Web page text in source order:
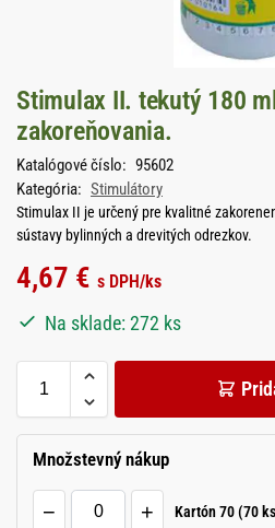
Stimulax II. tekutý 180
zakoreňovania.
Katalógové číslo: 95602
Kategória: Stimulátory
Stimulax II je určený pre kvalitné
sústavy bylinných a drevitých odrezkov.
4,67 € s DPH/ks
Na sklade: 272 ks
Množstevný nákup
Kartón 70 (70
− +